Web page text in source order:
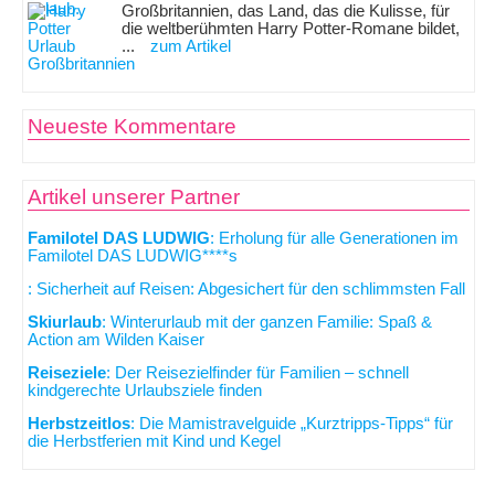
Großbritannien, das Land, das die Kulisse, für
die weltberühmten Harry Potter-Romane bildet,
...
zum Artikel
Neueste Kommentare
Artikel unserer Partner
Familotel DAS LUDWIG: Erholung für alle Generationen im
Familotel DAS LUDWIG****s
: Sicherheit auf Reisen: Abgesichert für den schlimmsten Fall
Skiurlaub: Winterurlaub mit der ganzen Familie: Spaß &
Action am Wilden Kaiser
Reiseziele: Der Reisezielfinder für Familien – schnell
kindgerechte Urlaubsziele finden
Herbstzeitlos: Die Mamistravelguide „Kurztripps-Tipps“ für
die Herbstferien mit Kind und Kegel